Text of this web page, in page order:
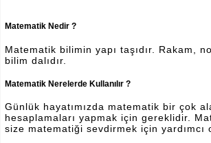
Matematik Nedir ?
Matematik bilimin yapı taşıdır. Rakam,
bilim dalıdır.
Matematik Nerelerde Kullanılır ?
Günlük hayatımızda matematik bir çok
hesaplamaları yapmak için gereklidir.
size matematiği sevdirmek için